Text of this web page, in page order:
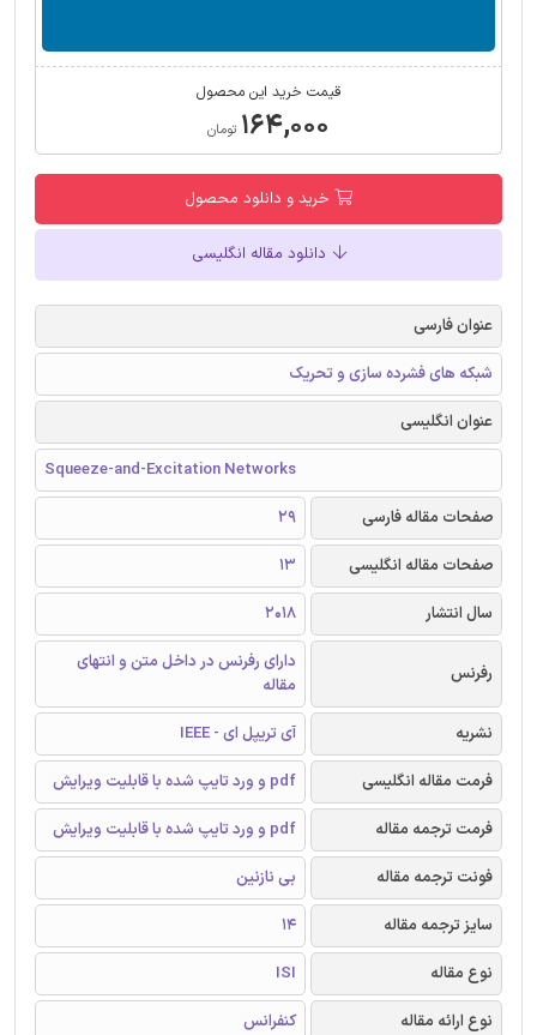
قیمت خرید این محصول
۱۶۴,۰۰۰ تومان
خرید و دانلود محصول
دانلود مقاله انگلیسی
عنوان فارسی
شبکه های فشرده سازی و تحریک
عنوان انگلیسی
Squeeze-and-Excitation Networks
صفحات مقاله فارسی
29
صفحات مقاله انگلیسی
13
سال انتشار
2018
رفرنس
دارای رفرنس در داخل متن و انتهای
مقاله
نشریه
آی تریپل ای - IEEE
فرمت مقاله انگلیسی
pdf و ورد تایپ شده با قابلیت ویرایش
فرمت ترجمه مقاله
pdf و ورد تایپ شده با قابلیت ویرایش
فونت ترجمه مقاله
بی نازنین
سایز ترجمه مقاله
14
نوع مقاله
ISI
نوع ارائه مقاله
کنفرانس